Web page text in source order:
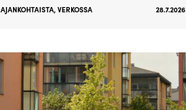
AJANKOHTAISTA,VERKOSSA 28.7.2026